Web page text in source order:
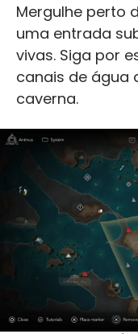
Mergulhe perto
uma entrada
vivas. Siga por
canais de água
caverna.